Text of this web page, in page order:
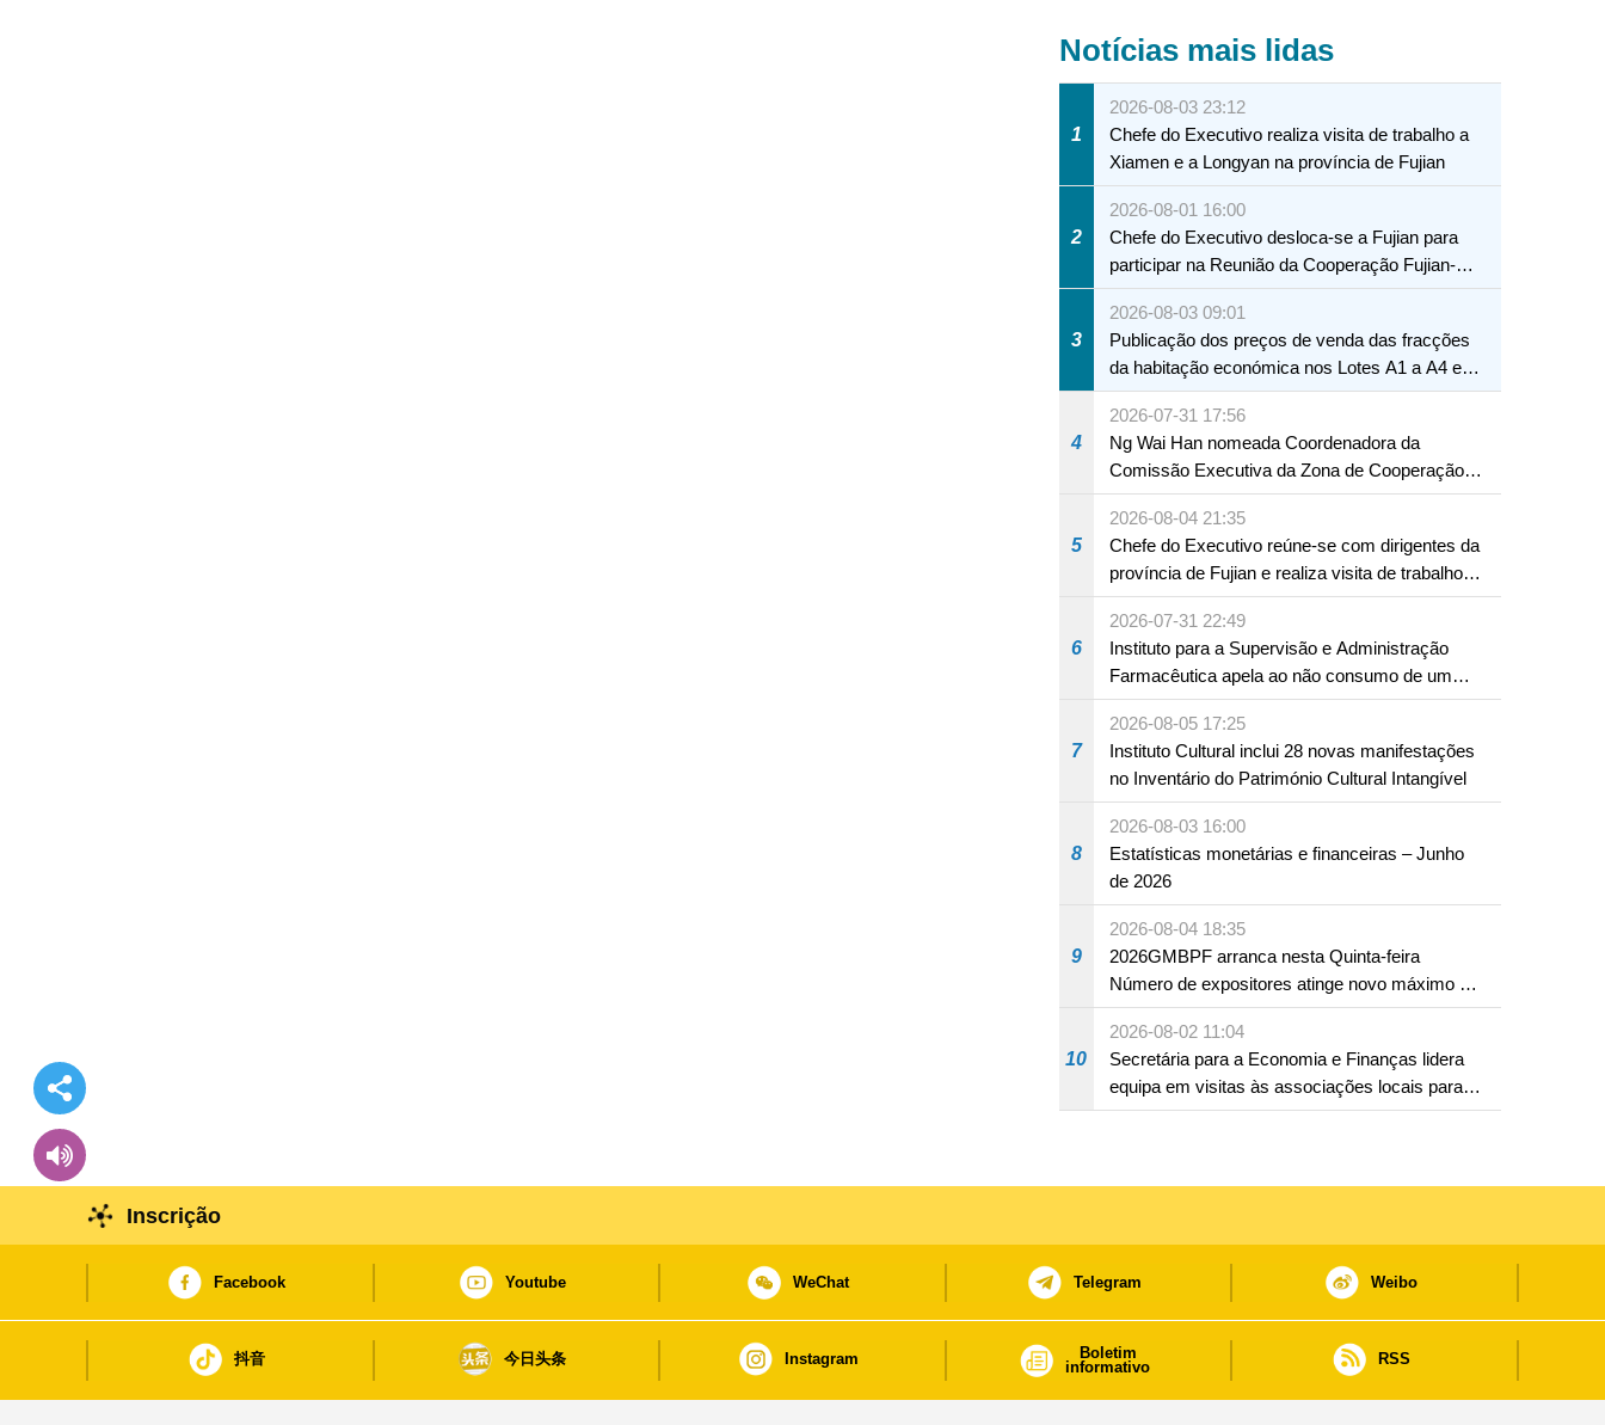
Notícias mais lidas
1
2026-08-03 23:12
Chefe do Executivo realiza visita de trabalho a
Xiamen e a Longyan na província de Fujian
2
2026-08-01 16:00
Chefe do Executivo desloca-se a Fujian para
participar na Reunião da Cooperação Fujian-
Macau
3
2026-08-03 09:01
Publicação dos preços de venda das fracções
da habitação económica nos Lotes A1 a A4 e
A12 da Zona A dos Novos Aterros
4
2026-07-31 17:56
Ng Wai Han nomeada Coordenadora da
Comissão Executiva da Zona de Cooperação
Aprofundada entre Guangdong e Macau em
Hengqin
5
2026-08-04 21:35
Chefe do Executivo reúne-se com dirigentes da
província de Fujian e realiza visita de trabalho
em Fuzhou
6
2026-07-31 22:49
Instituto para a Supervisão e Administração
Farmacêutica apela ao não consumo de um
produto com substâncias medicamentosas
ocidentais
7
2026-08-05 17:25
Instituto Cultural inclui 28 novas manifestações
no Inventário do Património Cultural Intangível
8
2026-08-03 16:00
Estatísticas monetárias e financeiras – Junho
de 2026
9
2026-08-04 18:35
2026GMBPF arranca nesta Quinta-feira
Número de expositores atinge novo máximo em
18 anos
10
2026-08-02 11:04
Secretária para a Economia e Finanças lidera
equipa em visitas às associações locais para
consolidar consensos e promover os trabalhos
Inscrição
Facebook Youtube WeChat Telegram Weibo
抖音 今日头条 Instagram
Boletim
informativo
RSS